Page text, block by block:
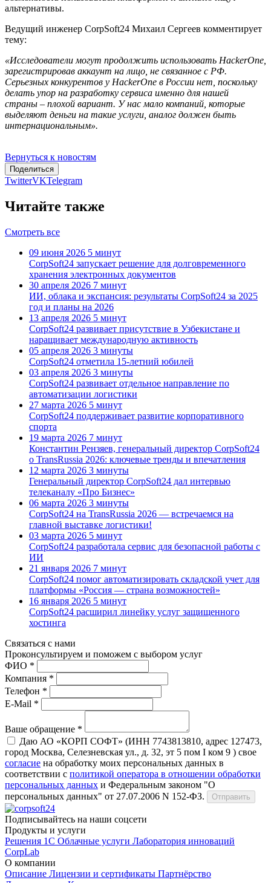
альтернативы.
Ведущий инженер CorpSoft24 Михаил Сергеев комментирует
тему:
«Исследователи могут продолжить использовать HackerOne,
зарегистрировав аккаунт на лицо, не связанное с РФ.
Серьезных конкурентов у HackerOne в России нет, поскольку
делать упор на разработку сервиса именно для нашей
страны – плохой вариант. У нас мало компаний, которые
выделяют деньги на такие услуги, аналог должен быть
интернациональным».
Вернуться к новостям
Поделиться
TwitterVKTelegram
Читайте также
Смотреть все
09 июня 2026 5 минут
CorpSoft24 запускает решение для долговременного
хранения электронных документов
30 апреля 2026 7 минут
ИИ, облака и экспансия: результаты CorpSoft24 за 2025
год и планы на 2026
13 апреля 2026 5 минут
CorpSoft24 развивает присутствие в Узбекистане и
наращивает международную активность
05 апреля 2026 3 минуты
CorpSoft24 отметила 15-летний юбилей
03 апреля 2026 3 минуты
CorpSoft24 развивает отдельное направление по
автоматизации логистики
27 марта 2026 5 минут
CorpSoft24 поддерживает развитие корпоративного
спорта
19 марта 2026 7 минут
Константин Рензяев, генеральный директор CorpSoft24
о TransRussia 2026: ключевые тренды и впечатления
12 марта 2026 3 минуты
Генеральный директор CorpSoft24 дал интервью
телеканалу «Про Бизнес»
06 марта 2026 3 минуты
CorpSoft24 на TransRussia 2026 — встречаемся на
главной выставке логистики!
03 марта 2026 5 минут
CorpSoft24 разработала сервис для безопасной работы с
ИИ
21 января 2026 7 минут
CorpSoft24 помог автоматизировать складской учет для
платформы «Россия — страна возможностей»
16 января 2026 5 минут
CorpSoft24 расширил линейку услуг защищенного
хостинга
Связаться с нами
Проконсуль­тируем и поможем с выбором услуг
ФИО *
Компания *
Телефон *
E-Mail *
Ваше обращение *
Даю АО «КОРП СОФТ» (ИНН 7743813810, адрес 127473,
город Москва, Селезневская ул., д. 32, эт 5 пом I ком 9 ) свое
согласие на обработку моих персональных данных в
соответствии с политикой оператора в отношении обработки
персональных данных и Федеральным законом "О
персональных данных" от 27.07.2006 N 152-ФЗ.
Отправить
Подписывайтесь на наши соцсети
Продукты и услуги
Решения 1С Облачные услуги Лаборатория инноваций
CorpLab
О компании
Описание Лицензии и сертификаты Партнёрство